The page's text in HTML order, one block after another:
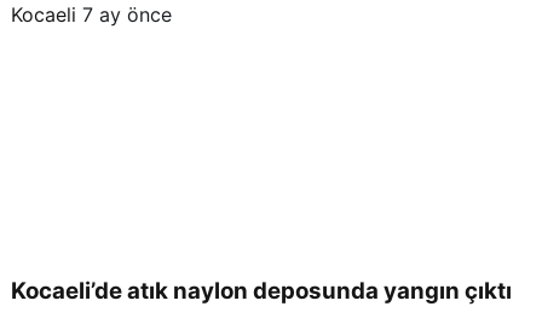
Kocaeli 7 ay önce
Kocaeli’de atık naylon deposunda yangın çıktı